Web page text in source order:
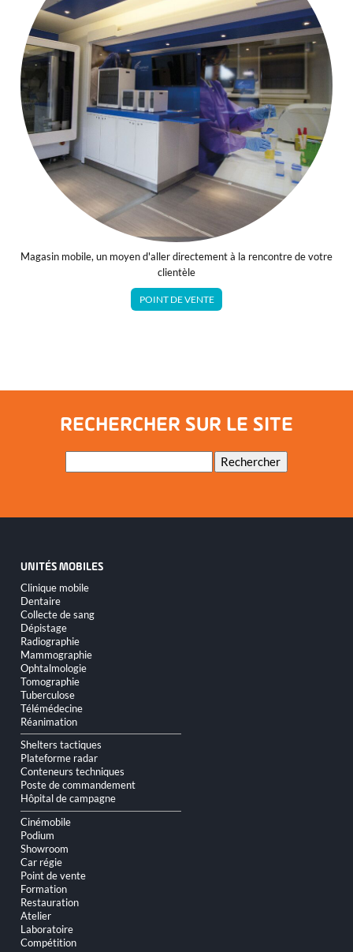
Magasin mobile, un moyen d'aller directement à la rencontre de votre
clientèle
POINT DE VENTE
RECHERCHER SUR LE SITE
Mots-
Rechercher
UNITÉS MOBILES
Aller
au
contenu
Clinique mobile
Dentaire
Collecte de sang
Dépistage
Radiographie
Mammographie
Ophtalmologie
Tomographie
Tuberculose
Télémédecine
Réanimation
Shelters tactiques
Plateforme radar
Conteneurs techniques
Poste de commandement
Hôpital de campagne
Cinémobile
Podium
Showroom
Car régie
Point de vente
Formation
Restauration
Atelier
Laboratoire
Compétition